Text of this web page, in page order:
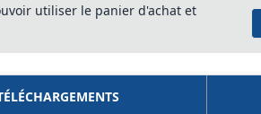
utiliser le panier d'achat et